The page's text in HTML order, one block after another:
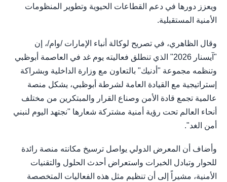
ويعزز دورها في دعم القطاعات الحيوية وتطوير المنظومات
الأمنية المستقبلية.
وقال الظاهري، في تصريح لوكالة أنباء الإمارات /وام/، إن
"آيسنار 2026" الذي تنطلق فعاليته يوم غد في العاصمة أبوظبي
وتنظمه مجموعة "أدنيك" بالتعاون مع وزارة الداخلية وبشراكة
إستراتيجية مع القيادة العامة لشرطة أبوظبي، يشكل منصة
عالمية تجمع قادة الأمن وصناع القرار والمبتكرين من مختلف
أنحاء العالم تحت رؤية أمنية مشتركة شعارها "نجتهد اليوم لنبني
أمن الغد".
وأضاف أن المعرض الدولي يواصل ترسيخ مكانته منصة رائدة
للحوار وتبادل الخبرات واستعراض أحدث الحلول والتقنيات
الأمنية، مشيراً إلى أن تنظيم مثل هذه الفعاليات المتخصصة